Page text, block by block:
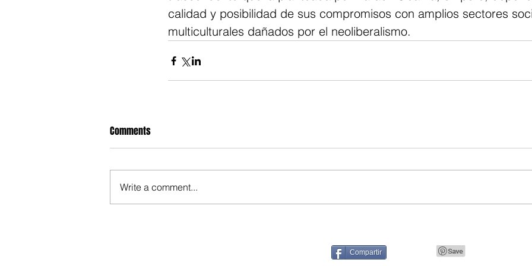
calidad y posibilidad de sus compromisos con amplios sectores
multiculturales dañados por el neoliberalismo.
Comments
Write a comment...
Compartir